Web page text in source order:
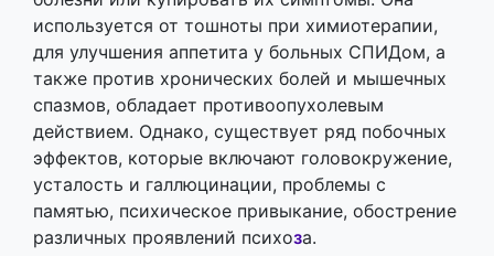
эффектов, которые включают головокружение,
усталость и галлюцинации, проблемы с
памятью, психическое привыкание, обострение
различных проявлений психо​ з
а.​
Существование долгосрочного эффекта, при
использовании марихуаны в медицине, до
конца не ясно.
Петр:Голландия, Чехия, некоторые штаты
Америки – те места, где существуют отдельные